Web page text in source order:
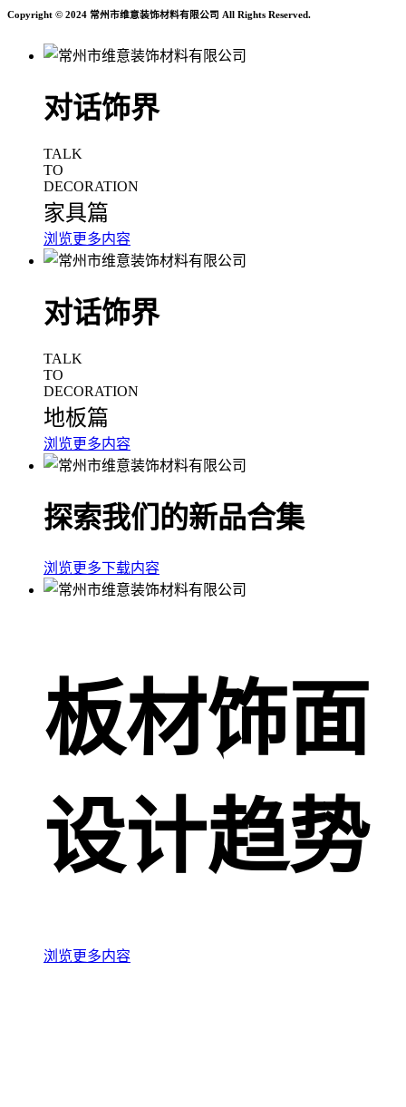
Copyright © 2024 常州市维意装饰材料有限公司 All Rights Reserved.
对话饰界
TALK
TO
DECORATION
家具篇
浏览更多内容
对话饰界
TALK
TO
DECORATION
地板篇
浏览更多内容
探索我们的新品合集
浏览更多下载内容
板材饰面
设计趋势
浏览更多内容